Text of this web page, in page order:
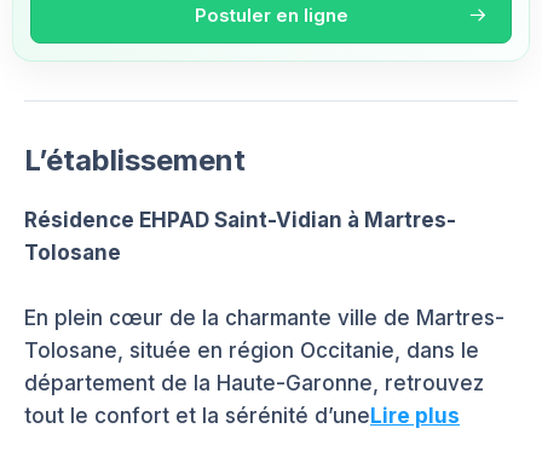
Postuler en ligne
L’établissement
Résidence EHPAD Saint-Vidian à Martres-
Tolosane
En plein cœur de la charmante ville de Martres-
Tolosane, située en région Occitanie, dans le
département de la Haute-Garonne, retrouvez
tout le confort et la sérénité d’uneLire plus